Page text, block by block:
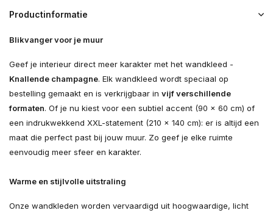
Productinformatie
Blikvanger voor je muur
Geef je interieur direct meer karakter met het wandkleed -
Knallende champagne. Elk wandkleed wordt speciaal op
bestelling gemaakt en is verkrijgbaar in vijf verschillende
formaten. Of je nu kiest voor een subtiel accent (90 × 60 cm) of
een indrukwekkend XXL-statement (210 × 140 cm): er is altijd een
maat die perfect past bij jouw muur. Zo geef je elke ruimte
eenvoudig meer sfeer en karakter.
Warme en stijlvolle uitstraling
Onze wandkleden worden vervaardigd uit hoogwaardige, licht